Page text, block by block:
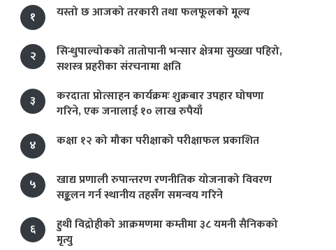
१ यस्तो छ आजको तरकारी तथा फलफूलको मूल्य
२
सिन्धुपाल्चोकको तातोपानी भन्सार क्षेत्रमा सुख्खा पहिरो,
सशस्त्र प्रहरीका संरचनामा क्षति
३
करदाता प्रोत्साहन कार्यक्रमः शुक्रबार उपहार घोषणा
गरिने, एक जनालाई १० लाख रुपैयाँ
४
कक्षा १२ को मौका परीक्षाको परीक्षाफल प्रकाशित
५
खाद्य प्रणाली रुपान्तरण रणनीतिक योजनाको विवरण
सङ्कलन गर्न स्थानीय तहसँग समन्वय गरिने
६
हुथी विद्रोहीको आक्रमणमा कम्तीमा ३८ यमनी सैनिकको
मृत्यु